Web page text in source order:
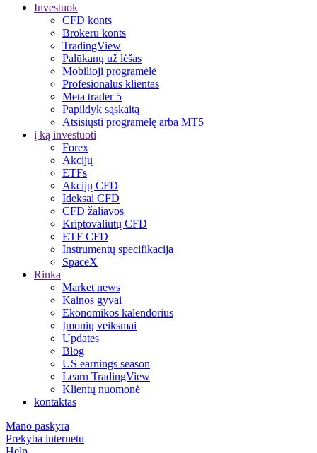
Investuok
CFD konts
Brokeru konts
TradingView
Palūkanų už lėšas
Mobilioji programėlė
Profesionalus klientas
Meta trader 5
Papildyk sąskaitą
Atsisiųsti programėlę arba MT5
į ką investuoti
Forex
Akcijų
ETFs
Akcijų CFD
Ideksai CFD
CFD žaliavos
Kriptovaliutų CFD
ETF CFD
Instrumentų specifikacija
SpaceX
Rinka
Market news
Kainos gyvai
Ekonomikos kalendorius
Įmonių veiksmai
Updates
Blog
US earnings season
Learn TradingView
Klientų nuomonė
kontaktas
Mano paskyra
Prekyba internetu